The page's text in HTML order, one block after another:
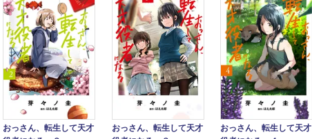
おっさん、転生して天才
おっさん、転生して天才
おっさん、転生して天才